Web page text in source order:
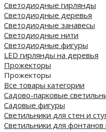
Светодиодные гирлянды
Светодиодные деревья
Светодиодные занавесы
Светодиодные нити
Светодиодные фигуры
LED гирлянды на деревья
Прожекторы
Прожекторы
Все товары категории
Садово-парковые
Садовые фигуры
Светильники для стен и
Светильники для фонтанов